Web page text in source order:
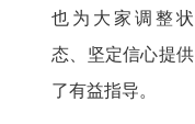
也为大家调整状
态、坚定信心提供
了有益指导。